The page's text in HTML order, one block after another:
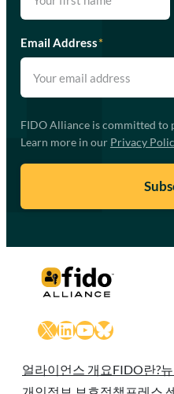
Email Address*
FIDO Alliance is committed to
Learn more in our Privacy
X LinkedIn
YouTube
Bluesky
얼라이언스 개요FIDO란?
개인정보 보호정책 프레스